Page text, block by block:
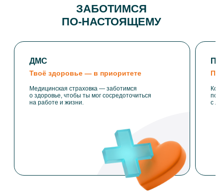
ЗАБОТИМСЯ
ПО‑НАСТОЯЩЕМУ
ДМС
Твоё здоровье — в приоритете
Медицинская страховка — заботимся
о здоровье, чтобы ты мог сосредоточиться
на работе и жизни.
с